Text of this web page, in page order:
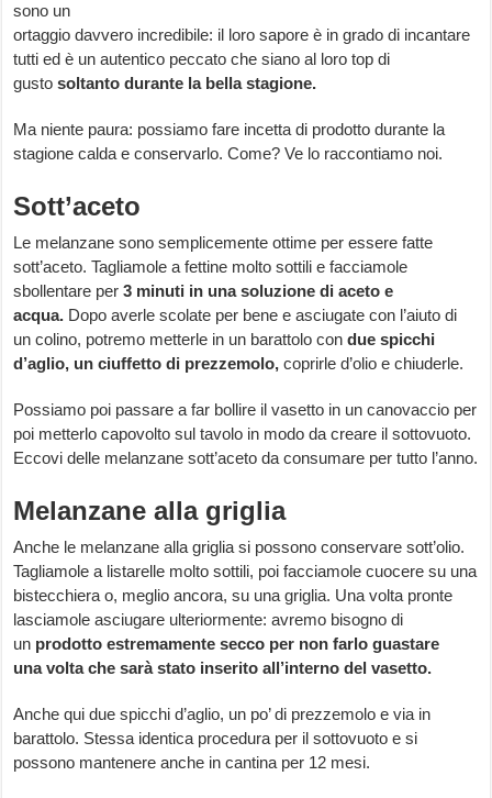
sono un
ortaggio davvero incredibile: il loro sapore è in grado di incantare
tutti ed è un autentico peccato che siano al loro top di
gustosoltanto durante la bella stagione.
Ma niente paura: possiamo fare incetta di prodotto durante la
stagione calda e conservarlo. Come? Ve lo raccontiamo noi.
Sott’aceto
Le melanzane sono semplicemente ottime per essere fatte
sott’aceto. Tagliamole a fettine molto sottili e facciamole
sbollentare per3 minuti in una soluzione di aceto e
acqua. Dopo averle scolate per bene e asciugate con l’aiuto di
un colino, potremo metterle in un barattolo condue spicchi
d’aglio, un ciuffetto di prezzemolo,coprirle d’olio e chiuderle.
Possiamo poi passare a far bollire il vasetto in un canovaccio per
poi metterlo capovolto sul tavolo in modo da creare il sottovuoto.
Eccovi delle melanzane sott’aceto da consumare per tutto l’anno.
Melanzane alla griglia
Anche le melanzane alla griglia si possono conservare sott’olio.
Tagliamole a listarelle molto sottili, poi facciamole cuocere su una
bistecchiera o, meglio ancora, su una griglia. Una volta pronte
lasciamole asciugare ulteriormente: avremo bisogno di
un prodotto estremamente secco per non farlo guastare
una volta che sarà stato inserito all’interno del vasetto.
Anche qui due spicchi d’aglio, un po’ di prezzemolo e via in
barattolo. Stessa identica procedura per il sottovuoto e si
possono mantenere anche in cantina per 12 mesi.